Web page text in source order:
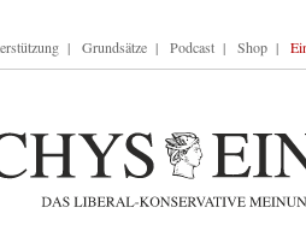
Grundsätze Podcast Shop